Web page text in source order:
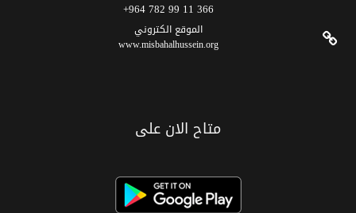
366 11 99 782 964+
الموقع الکتروني
www.misbahalhussein.org
متاح الان على